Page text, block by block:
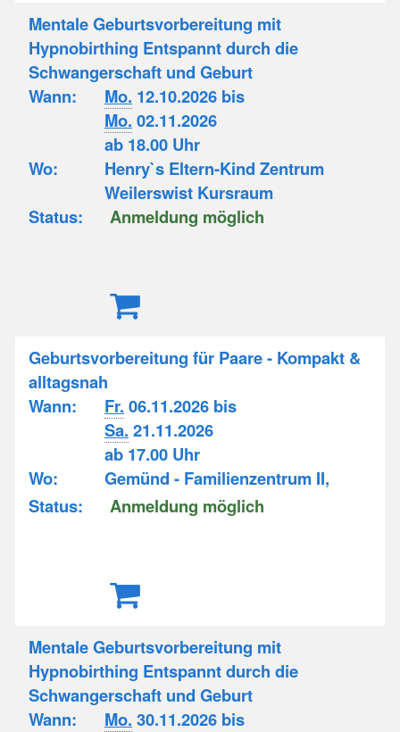
Mentale Geburtsvorbereitung mit
Hypnobirthing Entspannt durch die
Schwangerschaft und Geburt
Wann:
Mo. 12.10.2026 bis
Mo. 02.11.2026
ab 18.00 Uhr
Wo:
Henry`s Eltern-Kind Zentrum
Weilerswist Kursraum
Status:
Anmeldung möglich
Geburtsvorbereitung für Paare - Kompakt &
alltagsnah
Wann:
Fr. 06.11.2026 bis
Sa. 21.11.2026
ab 17.00 Uhr
Wo:
Gemünd - Familienzentrum II,
Status:
Anmeldung möglich
Mentale Geburtsvorbereitung mit
Hypnobirthing Entspannt durch die
Schwangerschaft und Geburt
Wann:
Mo. 30.11.2026 bis